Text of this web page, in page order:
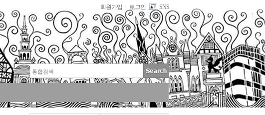
회원가입 로그인 SNS